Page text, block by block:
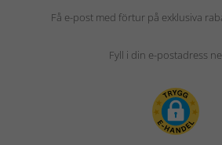
Få e-post med förtur på exklusiva
Fyll i din e-postadress